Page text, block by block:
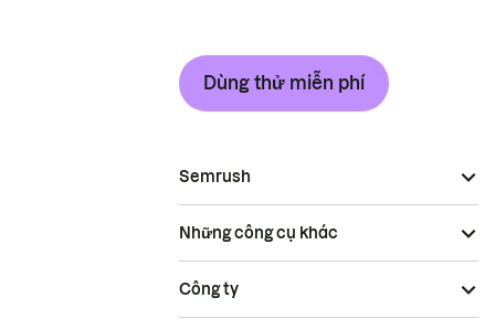
Dùng thử miễn phí
Semrush
Những công cụ khác
Công ty